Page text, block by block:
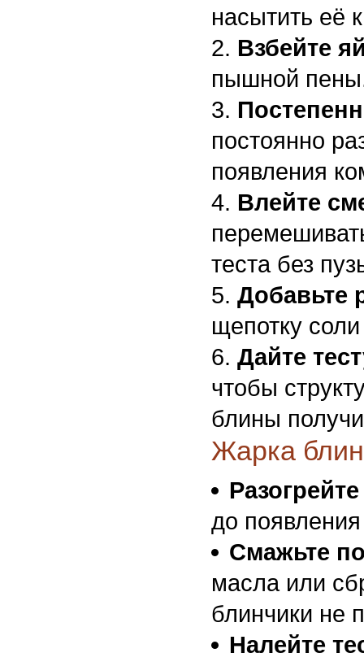
насытить её
Взбейте
пышной
постоянно
появления
Влейте
теста без
Добавьте
щепотку
Дайте
чтобы
блины
Жарка
до
Смажьте
масла или
блинчики не
Налейте